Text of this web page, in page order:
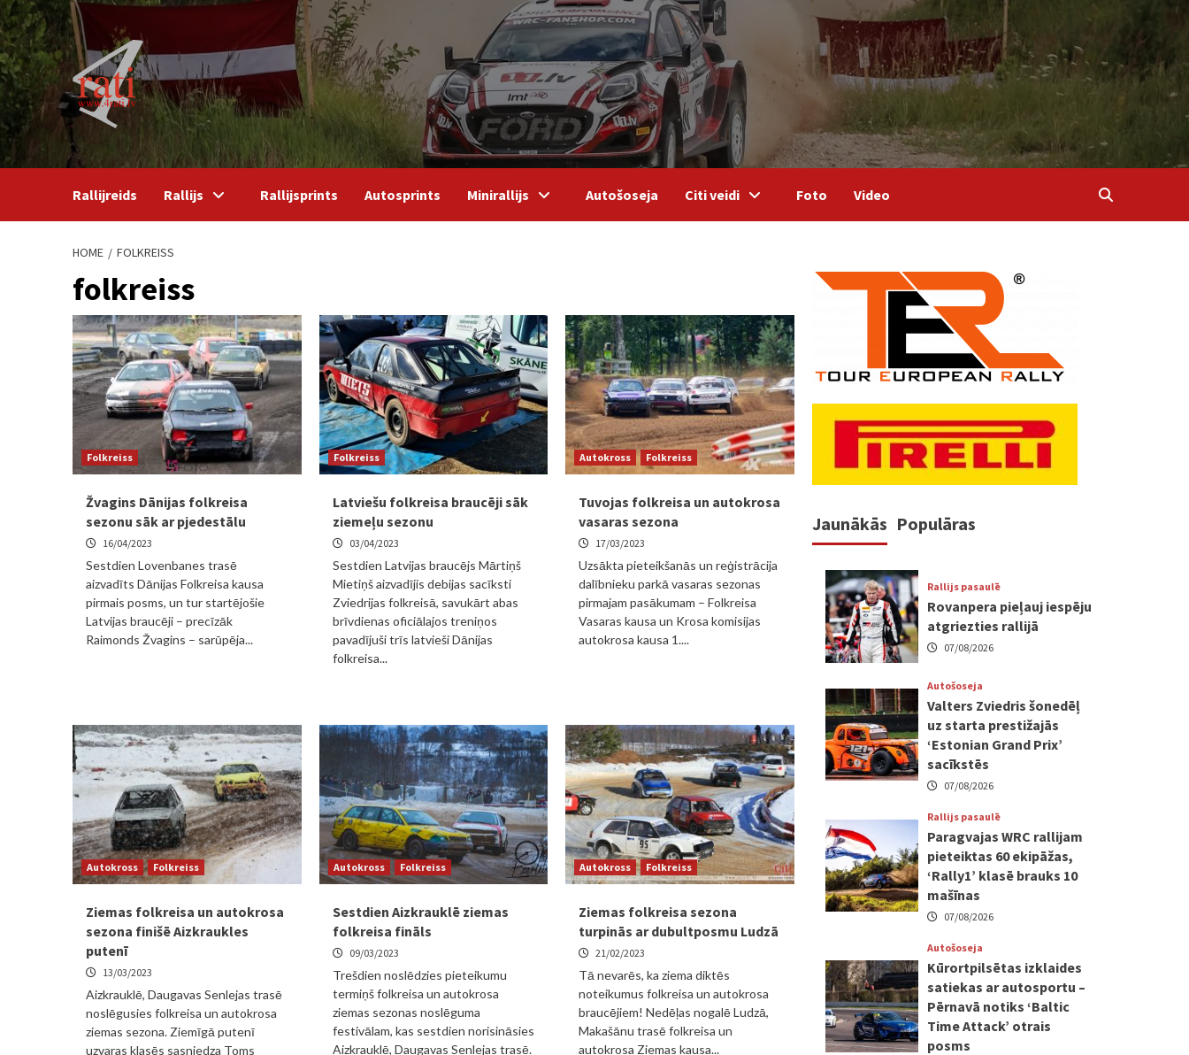
Skip
to
content
Rallijreids Rallijs Rallijsprints Autosprints Minirallijs Autošoseja Citi veidi Foto Video
HOME FOLKREISS
folkreiss
Folkreiss
Žvagins Dānijas folkreisa
sezonu sāk ar pjedestālu
16/04/2023
Sestdien Lovenbanes trasē
aizvadīts Dānijas Folkreisa kausa
pirmais posms, un tur startējošie
Latvijas braucēji – precīzāk
Raimonds Žvagins – sarūpēja...
Folkreiss
Latviešu folkreisa braucēji sāk
ziemeļu sezonu
03/04/2023
Sestdien Latvijas braucējs Mārtiņš
Mietiņš aizvadījis debijas sacīksti
Zviedrijas folkreisā, savukārt abas
brīvdienas oficiālajos treniņos
pavadījuši trīs latvieši Dānijas
folkreisa...
Autokross Folkreiss
Tuvojas folkreisa un autokrosa
vasaras sezona
17/03/2023
Uzsākta pieteikšanās un reģistrācija
dalībnieku parkā vasaras sezonas
pirmajam pasākumam – Folkreisa
Vasaras kausa un Krosa komisijas
autokrosa kausa 1....
Autokross Folkreiss
Ziemas folkreisa un autokrosa
sezona finišē Aizkraukles
putenī
13/03/2023
Aizkrauklē, Daugavas Senlejas trasē
noslēgusies folkreisa un autokrosa
ziemas sezona. Ziemīgā putenī
uzvaras klasēs sasniedza Toms
Autokross Folkreiss
Sestdien Aizkrauklē ziemas
folkreisa fināls
09/03/2023
Trešdien noslēdzies pieteikumu
termiņš folkreisa un autokrosa
ziemas sezonas noslēguma
festivālam, kas sestdien norisināsies
Aizkrauklē, Daugavas Senlejas trasē.
Autokross Folkreiss
Ziemas folkreisa sezona
turpinās ar dubultposmu Ludzā
21/02/2023
Tā nevarēs, ka ziema diktēs
noteikumus folkreisa un autokrosa
braucējiem! Nedēļas nogalē Ludzā,
Makašānu trasē folkreisa un
autokrosa Ziemas kausa...
Jaunākās Populāras
Rallijs pasaulē
Rovanpera pieļauj iespēju
atgriezties rallijā
07/08/2026
Autošoseja
Valters Zviedris šonedēļ
uz starta prestižajās
‘Estonian Grand Prix’
sacīkstēs
07/08/2026
Rallijs pasaulē
Paragvajas WRC rallijam
pieteiktas 60 ekipāžas,
‘Rally1’ klasē brauks 10
mašīnas
07/08/2026
Autošoseja
Kūrortpilsētas izklaides
satiekas ar autosportu –
Pērnavā notiks ‘Baltic
Time Attack’ otrais
posms